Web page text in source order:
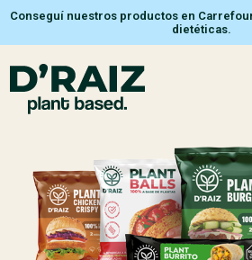
Conseguí nuestros productos en
dietéticas.